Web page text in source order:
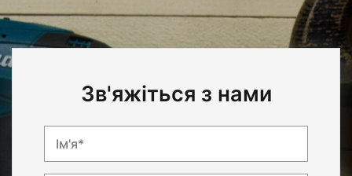
Зв'яжіться з нами
Ім'я*